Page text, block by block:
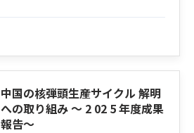
中国の核弾頭生産サイクル 解明
への取り組み ～ 2 02 5 年度成果
報告～